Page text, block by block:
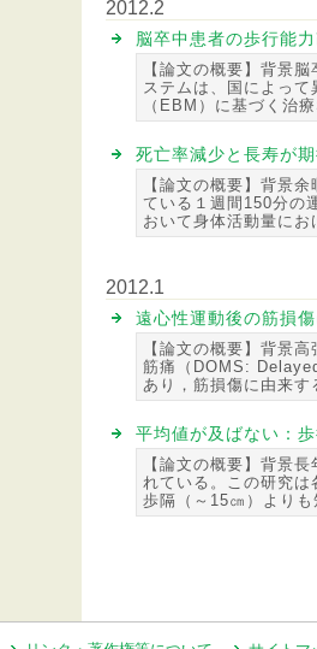
2012.2
脳卒中患者の歩行能
【論文の概要】背景
ステムは、国によっ
（EBM）に基づく治
死亡率減少と長寿が
【論文の概要】背景
ている１週間150分の
おいて身体活動量に
2012.1
遠心性運動後の筋損
【論文の概要】背景
筋痛（DOMS:
あり，筋損傷に由来
平均値が及ばない：
【論文の概要】背景
れている。この研究は
歩隔（～15㎝）より